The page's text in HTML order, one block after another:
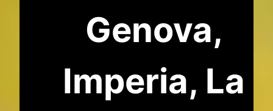
Genova,
Imperia, La